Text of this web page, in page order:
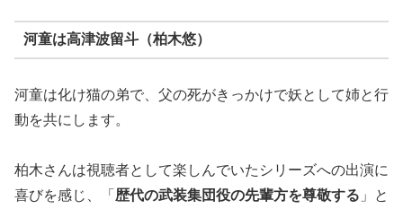
河童は高津波留斗（柏木悠）
河童は化け猫の弟で、父の死がきっかけで妖として姉と行
動を共にします。
柏木さんは視聴者として楽しんでいたシリーズへの出演に
喜びを感じ、「 歴代の武装集団役の先輩方を尊敬する 」と